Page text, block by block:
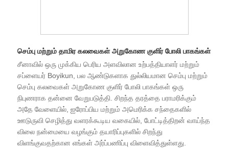
செம்பு மற்றும் தாமிர கலவைகள் அறுகோண குளிர் போலி பாகங்கள்
சீனாவில் ஒரு முக்கிய பெரிய அளவிலான உற்பத்தியாளர் மற்றும்
சப்ளையர் Boyikun, பல ஆண்டுகளாக துல்லியமான செம்பு மற்றும்
செம்பு கலவைகள் அறுகோண குளிர் போலி பாகங்கள் ஒரு
நிபுணராக தன்னை வேறுபடுத்தி. சிறந்த தரத்தை பராமரிக்கும்
அதே வேளையில், ஐரோப்பிய மற்றும் அமெரிக்க சந்தைகளில்
ஊடுருவி செழித்து வளரக்கூடிய வகையில், போட்டித்திறன் வாய்ந்த
விலை நன்மையை வழங்கும் தயாரிப்புகளில் சிறந்து
விளங்குவதற்கான எங்கள் அர்ப்பணிப்பு விளைவித்துள்ளது.